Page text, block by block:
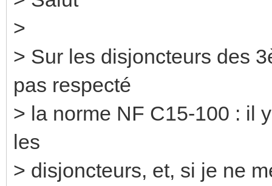
>
> Sur les disjoncteurs des
pas respecté
> la norme NF C15-100 : il
les
> disjoncteurs, et, si je ne